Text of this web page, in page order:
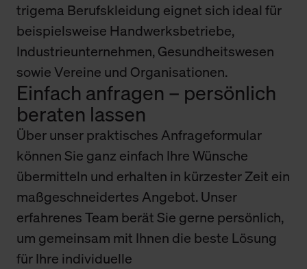
trigema Berufskleidung eignet sich ideal für
beispielsweise Handwerksbetriebe,
Industrieunternehmen, Gesundheitswesen
sowie Vereine und Organisationen.
Einfach anfragen – persönlich
beraten lassen
Über unser praktisches Anfrageformular
können Sie ganz einfach Ihre Wünsche
übermitteln und erhalten in kürzester Zeit ein
maßgeschneidertes Angebot. Unser
erfahrenes Team berät Sie gerne persönlich,
um gemeinsam mit Ihnen die beste Lösung
für Ihre individuelle